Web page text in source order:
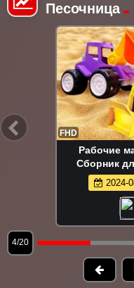
Песочница
FHD
Маша
песочнице —
2024-
5/20